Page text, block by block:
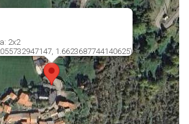
2x2
1.6623687744140625)